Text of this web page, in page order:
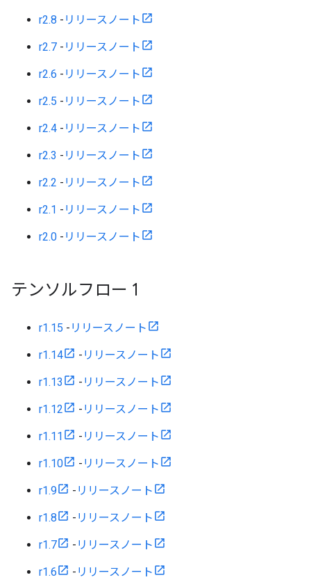
r2.8 - リリースノート
r2.7 - リリースノート
r2.6 - リリースノート
r2.5 - リリースノート
r2.4 - リリースノート
r2.3 - リリースノート
r2.2 - リリースノート
r2.1 - リリースノート
r2.0 - リリースノート
テンソルフロー 1
r1.15 - リリースノート
r1.14 - リリースノート
r1.13 - リリースノート
r1.12 - リリースノート
r1.11 - リリースノート
r1.10 - リリースノート
r1.9 - リリースノート
r1.8 - リリースノート
r1.7 - リリースノート
r1.6 - リリースノート